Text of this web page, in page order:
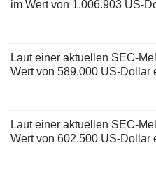
im Wert von 1.006.903 US-
Laut einer aktuellen SEC-
Wert von 589.000 US-Dollar
Laut einer aktuellen SEC-
Wert von 602.500 US-Dollar